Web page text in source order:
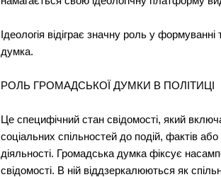
Ідеологія відіграє значну роль у
думка.
РОЛЬ ГРОМАДСЬКОЇ ДУМКИ В ПОЛІТИЦІ
Це специфічний стан свідомості, який
соціальних спільностей до подій, фактів або
діяльності. Громадська думка фіксує
свідомості. В ній віддзеркалюються як